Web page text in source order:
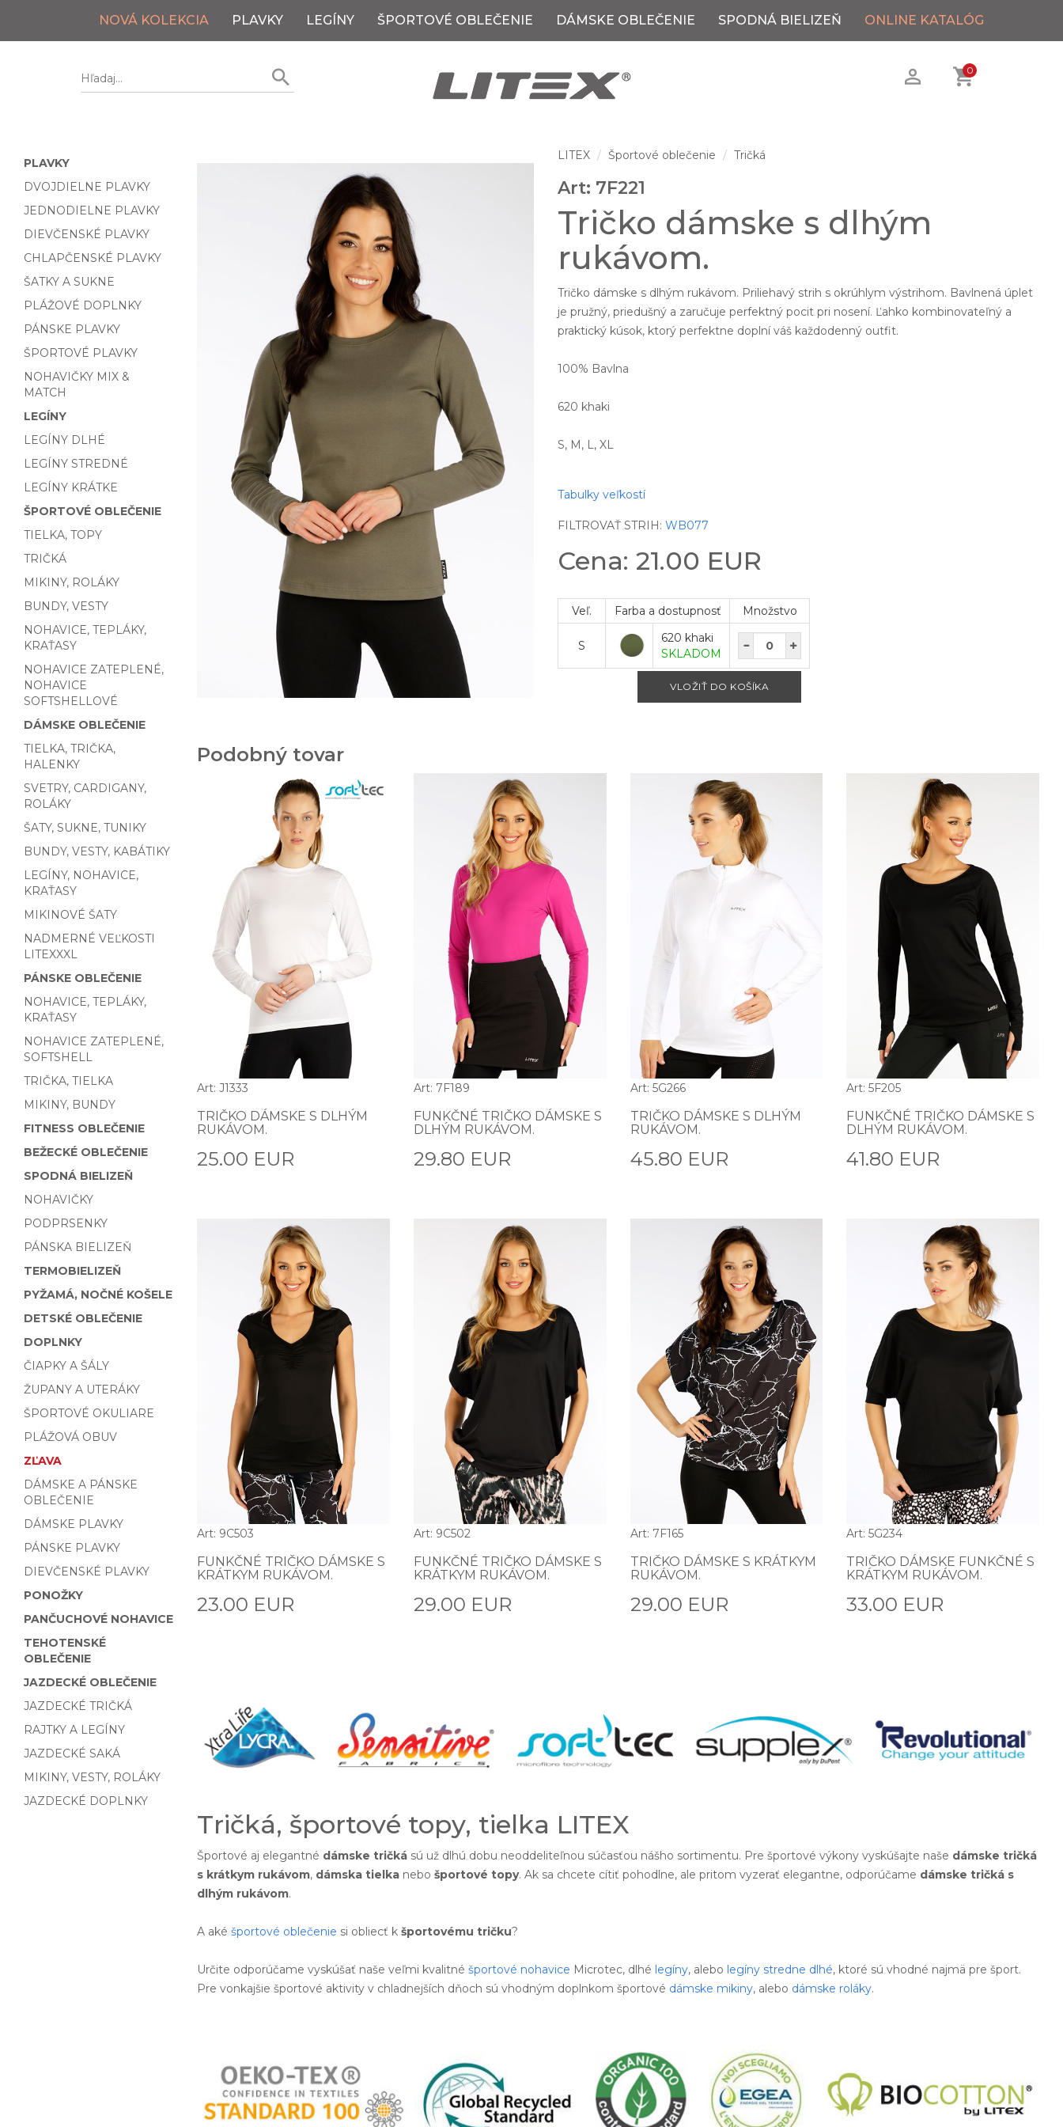
NOVÁ KOLEKCIA PLAVKY LEGÍNY ŠPORTOVÉ OBLEČENIE DÁMSKE OBLEČENIE SPODNÁ BIELIZEŇ ONLINE KATALÓG
0
PLAVKY
DVOJDIELNE PLAVKY
JEDNODIELNE PLAVKY
DIEVČENSKÉ PLAVKY
CHLAPČENSKÉ PLAVKY
ŠATKY A SUKNE
PLÁŽOVÉ DOPLNKY
PÁNSKE PLAVKY
ŠPORTOVÉ PLAVKY
NOHAVIČKY MIX &
MATCH
LEGÍNY
LEGÍNY DLHÉ
LEGÍNY STREDNÉ
LEGÍNY KRÁTKE
ŠPORTOVÉ OBLEČENIE
TIELKA, TOPY
TRIČKÁ
MIKINY, ROLÁKY
BUNDY, VESTY
NOHAVICE, TEPLÁKY,
KRAŤASY
NOHAVICE ZATEPLENÉ,
NOHAVICE
SOFTSHELLOVÉ
DÁMSKE OBLEČENIE
TIELKA, TRIČKA,
HALENKY
SVETRY, CARDIGANY,
ROLÁKY
ŠATY, SUKNE, TUNIKY
BUNDY, VESTY, KABÁTIKY
LEGÍNY, NOHAVICE,
KRAŤASY
MIKINOVÉ ŠATY
NADMERNÉ VEĽKOSTI
LITEXXXL
PÁNSKE OBLEČENIE
NOHAVICE, TEPLÁKY,
KRAŤASY
NOHAVICE ZATEPLENÉ,
SOFTSHELL
TRIČKA, TIELKA
MIKINY, BUNDY
FITNESS OBLEČENIE
BEŽECKÉ OBLEČENIE
SPODNÁ BIELIZEŇ
NOHAVIČKY
PODPRSENKY
PÁNSKA BIELIZEŇ
TERMOBIELIZEŇ
PYŽAMÁ, NOČNÉ KOŠELE
DETSKÉ OBLEČENIE
DOPLNKY
ČIAPKY A ŠÁLY
ŽUPANY A UTERÁKY
ŠPORTOVÉ OKULIARE
PLÁŽOVÁ OBUV
ZĽAVA
DÁMSKE A PÁNSKE
OBLEČENIE
DÁMSKE PLAVKY
PÁNSKE PLAVKY
DIEVČENSKÉ PLAVKY
PONOŽKY
PANČUCHOVÉ NOHAVICE
TEHOTENSKÉ
OBLEČENIE
JAZDECKÉ OBLEČENIE
JAZDECKÉ TRIČKÁ
RAJTKY A LEGÍNY
JAZDECKÉ SAKÁ
MIKINY, VESTY, ROLÁKY
JAZDECKÉ DOPLNKY
LITEX Športové oblečenie Tričká
Art: 7F221
Tričko dámske s dlhým
rukávom.
Tričko dámske s dlhým rukávom. Priliehavý strih s okrúhlym výstrihom. Bavlnená úplet
je pružný, priedušný a zaručuje perfektný pocit pri nosení. Ľahko kombinovateľný a
praktický kúsok, ktorý perfektne doplní váš každodenný outfit.
100% Bavlna
620 khaki
S, M, L, XL
Tabulky veľkostí
FILTROVAŤ STRIH:WB077
Cena: 21.00 EUR
Veľ. Farba a dostupnosť Množstvo
S
620 khaki
SKLADOM
Podobný tovar
Art: J1333
TRIČKO DÁMSKE S DLHÝM
RUKÁVOM.
25.00 EUR
Art: 7F189
FUNKČNÉ TRIČKO DÁMSKE S
DLHÝM RUKÁVOM.
29.80 EUR
Art: 5G266
TRIČKO DÁMSKE S DLHÝM
RUKÁVOM.
45.80 EUR
Art: 5F205
FUNKČNÉ TRIČKO DÁMSKE S
DLHÝM RUKÁVOM.
41.80 EUR
Art: 9C503
FUNKČNÉ TRIČKO DÁMSKE S
KRÁTKYM RUKÁVOM.
23.00 EUR
Art: 9C502
FUNKČNÉ TRIČKO DÁMSKE S
KRÁTKYM RUKÁVOM.
29.00 EUR
Art: 7F165
TRIČKO DÁMSKE S KRÁTKYM
RUKÁVOM.
29.00 EUR
Art: 5G234
TRIČKO DÁMSKE FUNKČNÉ S
KRÁTKYM RUKÁVOM.
33.00 EUR
Tričká, športové topy, tielka LITEX
Športové aj elegantné dámske tričká sú už dlhú dobu neoddeliteľnou súčasťou nášho sortimentu. Pre športové výkony vyskúšajte naše dámske tričká
s krátkym rukávom, dámska tielka nebo športové topy. Ak sa chcete cítiť pohodlne, ale pritom vyzerať elegantne, odporúčame dámske tričká s
dlhým rukávom.
A aké športové oblečenie si obliecť k športovému tričku?
Určite odporúčame vyskúšať naše veľmi kvalitné športové nohavice Microtec, dlhé legíny, alebo legíny stredne dlhé, ktoré sú vhodné najmä pre šport.
Pre vonkajšie športové aktivity v chladnejších dňoch sú vhodným doplnkom športové dámske mikiny, alebo dámske roláky.